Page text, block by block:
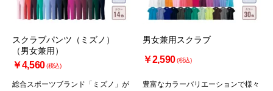
スクラブパンツ（ミズノ）
（男女兼用）
￥4,560(税込)
総合スポーツブランド「ミズノ」が
男女兼用スクラブ
￥2,590(税込)
豊富なカラーバリエーションで様々